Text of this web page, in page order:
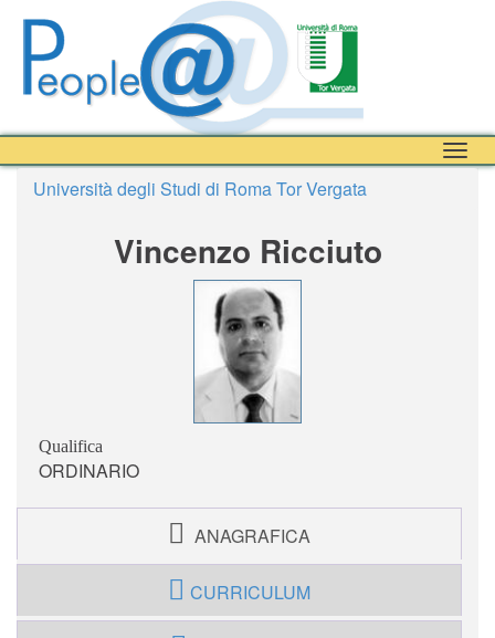
Università degli Studi di Roma Tor Vergata
Vincenzo Ricciuto
Qualifica
ORDINARIO
ANAGRAFICA
CURRICULUM